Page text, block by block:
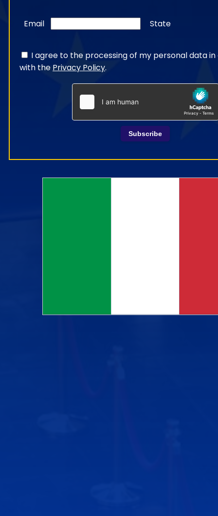
Email State
I agree to the processing of my personal data
with the Privacy Policy.
Subscribe